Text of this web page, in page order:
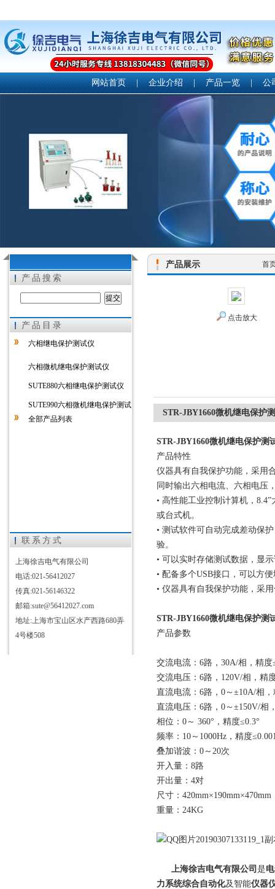
上海徐吉电气有限公司
网站首页 | 企业介绍 | 产品一览 | 公
产品搜索
产品目录
六相继电保护测试仪
六相微机继电保护测试仪
SUTE880六相继电保护测试仪
SUTE990六相微机继电保护测试
全部产品列表
联系方式
上海徐吉电气有限公司
电话:021-56412027
传真:021-56146322
邮箱:sute@56412027.com
地址:上海市宝山区水产西路680弄
4号楼508
产品展示 首
点击放大
STR-JBY1660微机继电保护
STR-JBY1660微机继电保护测
产品特性
仪器具有自我保护功能，采用
同时输出六相电流、六相电压
• 高性能工业控制计算机，
或台式机。
• 测试软件可自动完成差动保
验。
• 可以实时存储测试数据，显
• 配备多个USB接口，可以方
• 仪器具有自我保护功能，采
STR-JBY1660微机继电保护测
产品参数
交流电流：6路，30A/相，精度
交流电压：6路，120V/相，精
直流电流：6路，0～±10A/相，
直流电压：6路，0～±150V/相
相位：0～ 360°，精度≤0.3°
频率：10～1000Hz，精度
叠加谐波：0～20次
开入量：8路
开出量：4对
尺寸：420mm×190mm×470mm
重量：24KG
上海徐吉电气有限公司 是
力系统综合自动化及智能仪器